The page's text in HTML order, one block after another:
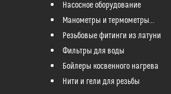
Насосное оборудование
Манометры и термометры...
Резьбовые фитинги из латуни
Фильтры для воды
Бойлеры косвенного нагрева
Нити и гели для резьбы